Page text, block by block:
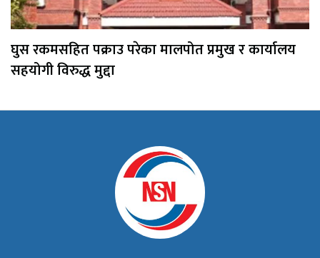
घुस रकमसहित पक्राउ परेका मालपोत प्रमुख र कार्यालय
सहयोगी विरुद्ध मुद्दा